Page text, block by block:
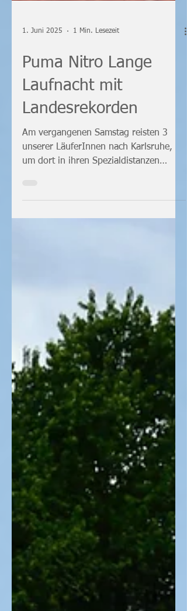
1. Juni 2025 1 Min. Lesezeit
Puma Nitro Lange
Laufnacht mit
Landesrekorden
Am vergangenen Samstag reisten 3
anzutreten. Katharina Stöger (U23)...